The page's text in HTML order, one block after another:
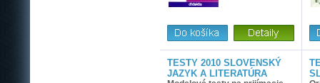
TESTY 2010 SLOVENSKÝ
JAZYK A LITERATÚRA